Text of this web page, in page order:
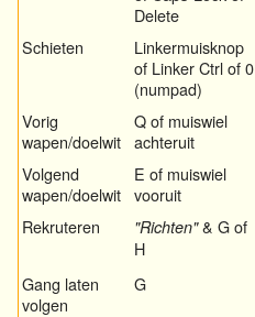
Delete
Schieten
Linkermuisknop
of Linker Ctrl of 0
(numpad)
Vorig
wapen/doelwit
Q of muiswiel
achteruit
Volgend
wapen/doelwit
E of muiswiel
vooruit
Rekruteren
"Richten"& G of
H
Gang laten
volgen
G